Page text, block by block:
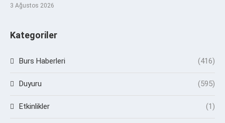
3 Ağustos 2026
Kategoriler
Burs Haberleri (416)
Duyuru (595)
Etkinlikler (1)